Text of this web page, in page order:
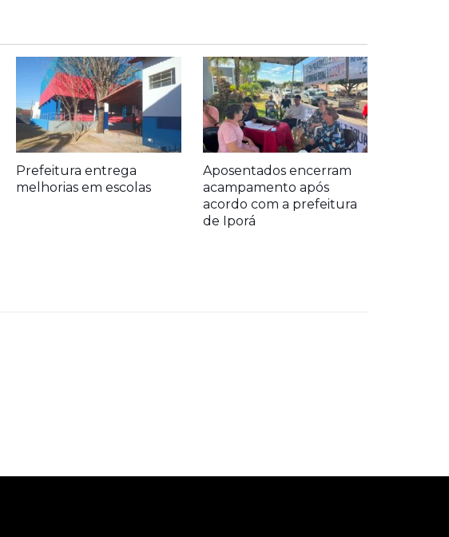
Prefeitura entrega
melhorias em escolas
Aposentados encerram
acampamento após
acordo com a prefeitura
de Iporá